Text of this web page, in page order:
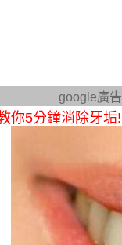
google廣告
你5分鐘消除牙